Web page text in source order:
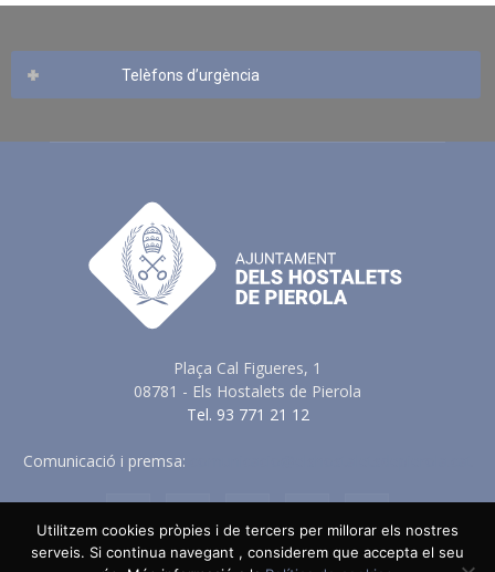
Telèfons d’urgència
Plaça Cal Figueres, 1
08781 - Els Hostalets de Pierola
Tel. 93 771 21 12
Comunicació i premsa:
Utilitzem cookies pròpies i de tercers per millorar els nostres
serveis. Si continua navegant , considerem que accepta el seu